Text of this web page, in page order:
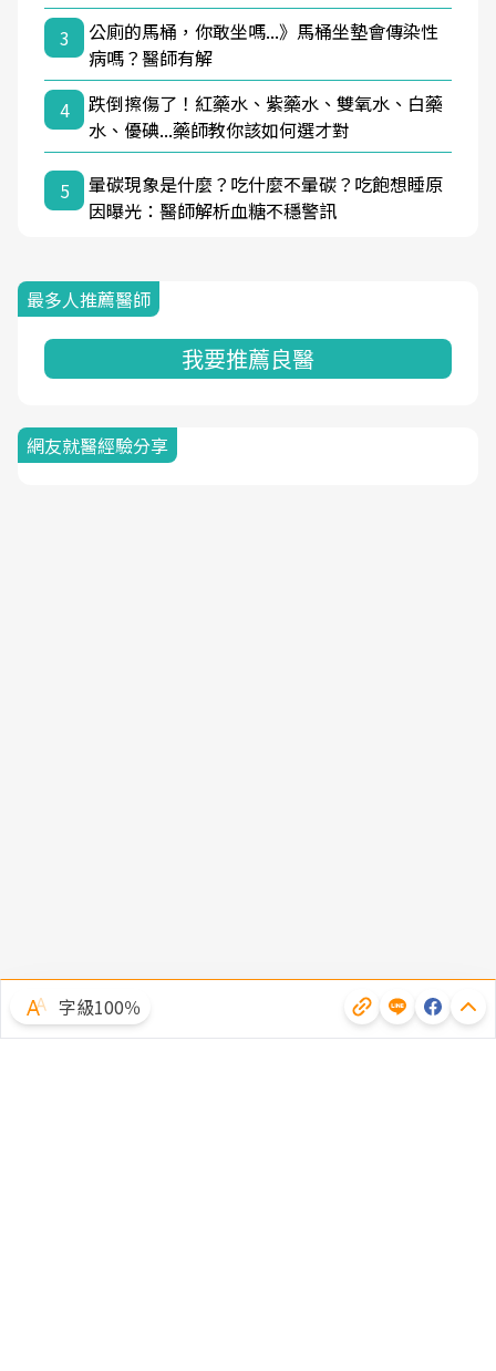
3
公廁的馬桶，你敢坐嗎...》馬桶坐墊會傳染性
病嗎？醫師有解
4
跌倒擦傷了！紅藥水、紫藥水、雙氧水、白藥
水、優碘...藥師教你該如何選才對
5
暈碳現象是什麼？吃什麼不暈碳？吃飽想睡原
因曝光：醫師解析血糖不穩警訊
最多人推薦醫師
我要推薦良醫
網友就醫經驗分享
字級100％